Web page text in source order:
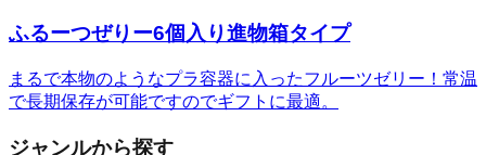
ふるーつぜりー6個入り進物箱タイプ
まるで本物のようなプラ容器に入ったフルーツゼリー！常温
で長期保存が可能ですのでギフトに最適。
ジャンルから探す